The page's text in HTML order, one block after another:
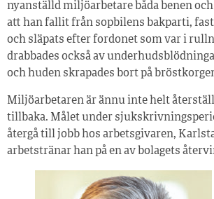
nyanställd miljöarbetare båda benen
att han fallit från sopbilens bakparti,
och släpats efter fordonet som var i
drabbades också av
och huden skrapades bort på
Miljöarbetaren är ännu inte helt
tillbaka. Målet under
återgå till jobb hos arbetsgivaren,
arbetstränar han på en av bolagets